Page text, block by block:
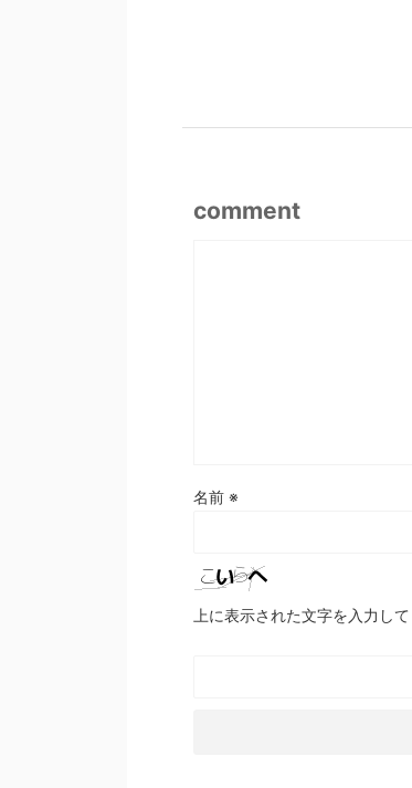
comment
名前 ※
上に表示された文字を入力して